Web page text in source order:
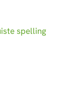
spelling